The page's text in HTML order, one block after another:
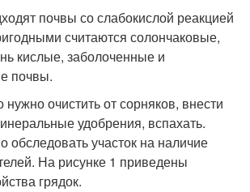
почвы со слабокислой реакцией
считаются солончаковые,
кислые, заболоченные и
почвы.
очистить от сорняков, внести
удобрения, вспахать.
обследовать участок на наличие
На рисунке 1 приведены
грядок.